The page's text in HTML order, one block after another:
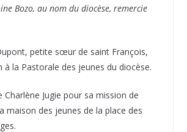
Bozo, au nom du diocèse, remercie
petite sœur de saint François,
à la Pastorale des jeunes du diocèse.
Charlène Jugie pour sa mission de
maison des jeunes de la place des